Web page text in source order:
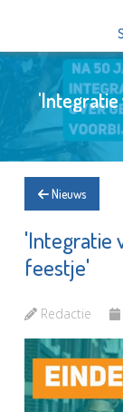
Nieuws
'Integratie
feestje'
Redactie